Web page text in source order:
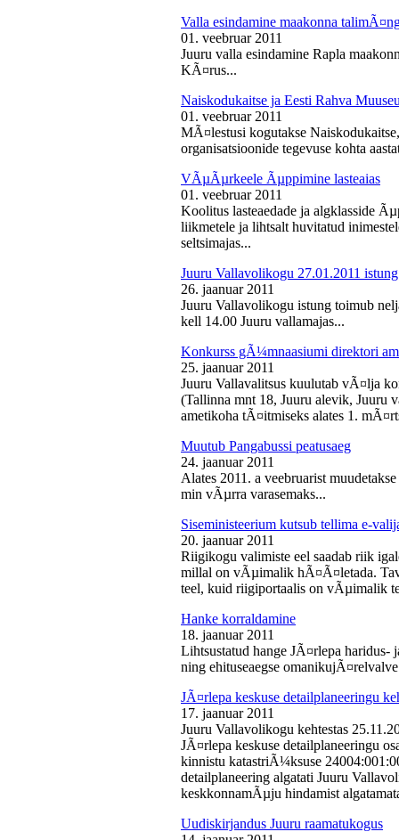
Valla esindamine maakonna
01. veebruar 2011
Juuru valla esindamine Rapla
KÃ¤rus...
Naiskodukaitse ja Eesti Rahva
01. veebruar 2011
MÃ¤lestusi kogutakse
organisatsioonide tegevuse kohta
VÃµÃµrkeele Ãµppimine lasteaias
01. veebruar 2011
Koolitus lasteaedade ja algklasside
liikmetele ja lihtsalt huvitatud
seltsimajas...
Juuru Vallavolikogu 27.01.2011 istung
26. jaanuar 2011
Juuru Vallavolikogu istung toimub
kell 14.00 Juuru vallamajas...
Konkurss gÃ¼mnaasiumi direktori
25. jaanuar 2011
Juuru Vallavalitsus kuulutab vÃ¤lja
(Tallinna mnt 18, Juuru alevik, Juuru
ametikoha tÃ¤itmiseks alates 1.
Muutub Pangabussi peatusaeg
24. jaanuar 2011
Alates 2011. a veebruarist
min vÃµrra varasemaks...
Siseministeerium kutsub tellima e-
20. jaanuar 2011
Riigikogu valimiste eel saadab riik
millal on vÃµimalik hÃ¤Ã¤letada.
teel, kuid riigiportaalis on vÃµimalik
Hanke korraldamine
18. jaanuar 2011
Lihtsustatud hange JÃ¤rlepa
ning ehituseaegse
JÃ¤rlepa keskuse detailplaneeringu
17. jaanuar 2011
Juuru Vallavolikogu kehtestas
JÃ¤rlepa keskuse detailplaneeringu
kinnistu katastriÃ¼ksuse
detailplaneering algatati Juuru
keskkonnamÃµju hindamist
Uudiskirjandus Juuru raamatukogus